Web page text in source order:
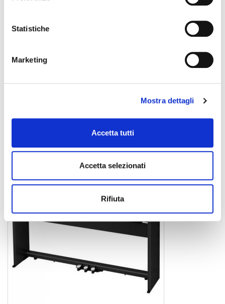
Statistiche
Marketing
Mostra dettagli
Accetta tutti
Accetta selezionati
Rifiuta
subwoofer
CASIO
PROMO